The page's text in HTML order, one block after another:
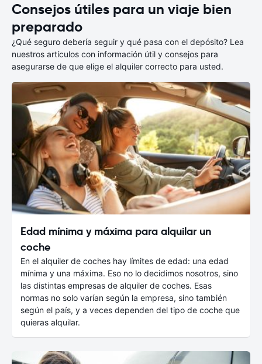
Consejos útiles para un viaje bien
preparado
¿Qué seguro debería seguir y qué pasa con el depósito? Lea
nuestros artículos con información útil y consejos para
asegurarse de que elige el alquiler correcto para usted.
Edad mínima y máxima para alquilar un
coche
En el alquiler de coches hay límites de edad: una edad
mínima y una máxima. Eso no lo decidimos nosotros, sino
las distintas empresas de alquiler de coches. Esas
normas no solo varían según la empresa, sino también
según el país, y a veces dependen del tipo de coche que
quieras alquilar.